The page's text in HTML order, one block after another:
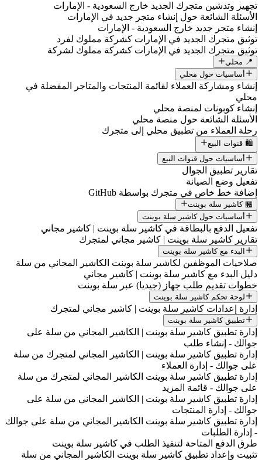
تجهيز وتدشين متجرك الجديد خارج السعودية - الإمارات
الأسئلة الشائعة حول إنشاء متجر جديد في الإمارات
إنشاء متجر جديد خارج السعودية - الإمارات
توثيق متجرك الجديد في الإمارات كشركة مملوك لفرد
توثيق متجرك الجديد في الإمارات كشركة مملوك لشركة
📍 محلي
أساسيات حول محلي
إنشاء ومشاركة العملاء لقائمة المنتجات والمتاجر المفضلة في
محلي
إنشاء كوبونات لمنصة محلي
الأسئلة الشائعة حول منصة محلي
رحلة العملاء من تطبيق محلي إلى متجرك
🛍️ قنوات البيع
أساسيات حول قنوات البيع
تقارير تطبيق الجوال
تفعيل وضع الصيانة
إضافة خط خاص في متجرك بواسطة GitHub
🏪 كاشير سلة بوينت
أساسيات حول كاشير سلة بوينت
تفعيل الدفع بالبطاقة في كاشير سلة بوينت | كاشير مجاني
تقارير كاشير سلة بوينت | كاشير مجاني لمتجرك
البدء مع كاشير سلة بوينت
صلاحيات الموظفين لكاشير سلة بوينت الكاشير المجاني من سلة
دليل البدء مع كاشير سلة بوينت | كاشير مجاني
خطوات تقديم طلب جهاز (جيديا) عبر سلة بوينت
لوحة تحكم كاشير سلة بوينت
إدارة إعدادات كاشير سلة بوينت | كاشير مجاني لمتجرك
تطبيق كاشير سلة بوينت
إدارة تطبيق كاشير سلة بوينت | الكاشير المجاني من سلة على
جوالك - إنشاء طلب
إدارة تطبيق كاشير سلة بوينت | الكاشير المجاني لمتجرك من سلة
على جوالك - إدارة العملاء
إدارة تطبيق كاشير سلة بوينت الكاشير المجاني لمتجرك من سلة
على جوالك - قائمة المزيد
إدارة تطبيق كاشير سلة بوينت | الكاشير المجاني من سلة على
جوالك - إدارة المنتجات
إدارة تطبيق كاشير سلة بوينت الكاشير المجاني من سلة على جوالك
- إدارة الطلبات
طرق الدفع المتاحة لتنفيذ الطلب في كاشير سلة بوينت
تثبيت وإعداد تطبيق كاشير سلة بوينت الكاشير المجاني من سلة